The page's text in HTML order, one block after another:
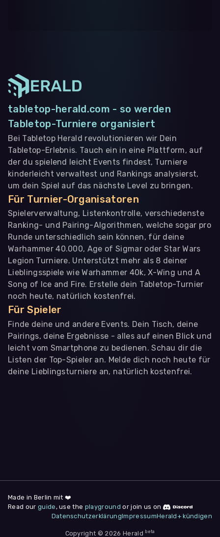
tabletop-herald.com - so werden
Tabletop-Turniere organisiert
Bei Tabletop Herald revolutionieren wir Dein
Tabletop-Erlebnis. Tauch ein in eine Plattform, auf
der du spielend leicht Events findest, Turniere
kinderleicht verwaltest und Rankings analysierst,
um dein Spiel auf das nächste Level zu bringen.
Für Turnier-Organisatoren
Spielerverwaltung, Listenkontrolle, verschiedenste
Ranking- und Pairing-Algorithmen, welche sogar pro
Runde unterschiedlich sein können, für deine
Warhammer 40.000, Age of Sigmar oder Star Wars
Legion Turniere. Unterstützt mehr als 8 deiner
Lieblingsspiele wie Warhammer 40k, X-Wing und A
Song of Ice and Fire. Erstelle dein Tabletop-Turnier
noch heute, natürlich kostenfrei.
Für Spieler
Finde deine und andere Events. Dein Tisch, deine
Pairings, deine Ergebnisse - alles auf einen Blick und
leicht vom Smartphone zu bedienen. Schau dir die
Listen der Top-Spieler an. Melde dich noch heute für
deine Lieblingsturniere an, natürlich kostenfrei.
deine Zustimmung jederzeit unter "
am Seitenende widerrufen.
Nur notwendige
Made in Berlin mit ❤️
Read our guide , use the playground or join us on
DatenschutzerklärungImpressumHerald+ kündigen
Copyright © 2026 Herald beta